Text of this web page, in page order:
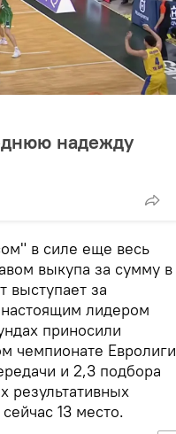
надежду
в силе еще весь
выкупа за сумму в
выступает за
лидером
приносили
чемпионате Евролиги
и 2,3 подбора
результативных
13 место.